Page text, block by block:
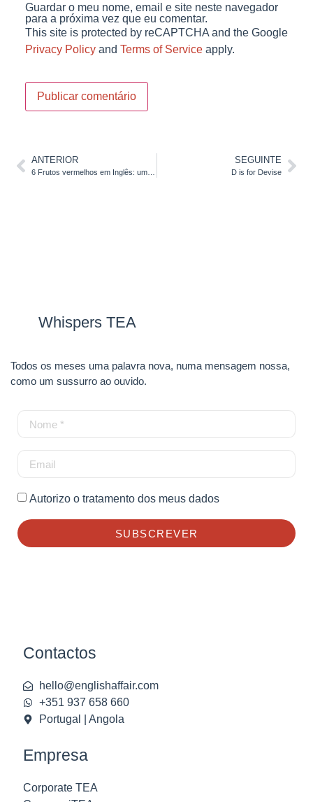
Guardar o meu nome, email e site neste navegador
para a próxima vez que eu comentar.
This site is protected by reCAPTCHA and the Google
Privacy Policyand Terms of Serviceapply.
ANTERIOR
6 Frutos vermelhos em Inglês: uma confusão de “berries”
SEGUINTE
D is for Devise
Whispers TEA
Todos os meses uma palavra nova, numa mensagem nossa,
como um sussurro ao ouvido.
Autorizo o tratamento dos meus dados
SUBSCREVER
Contactos
hello@englishaffair.com
+351 937 658 660
Portugal | Angola
Empresa
Corporate TEA